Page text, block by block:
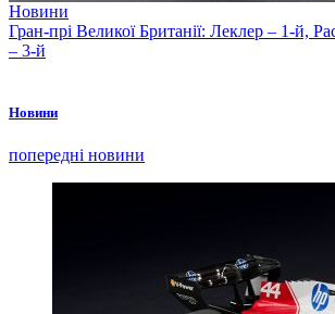
Новини
Гран-прі Великої Британії: Леклер – 1-й,
– 3-й
Новини
попередні новини